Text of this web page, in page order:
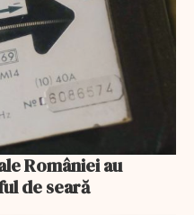
României au
de seară